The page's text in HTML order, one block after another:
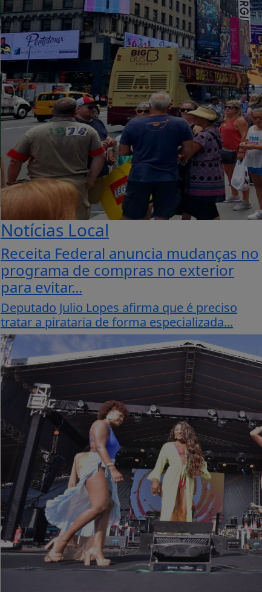
Notícias Local
Receita Federal anuncia mudanças no
programa de compras no exterior
para evitar...
Deputado Julio Lopes afirma que é preciso
tratar a pirataria de forma especializada...